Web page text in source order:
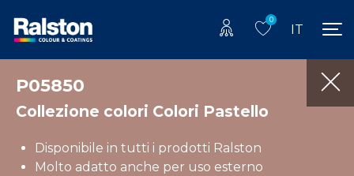
0
IT
P05850
Collezione colori Colori Pastello
Disponibile in tutti i prodotti Ralston
Molto adatto anche per uso esterno